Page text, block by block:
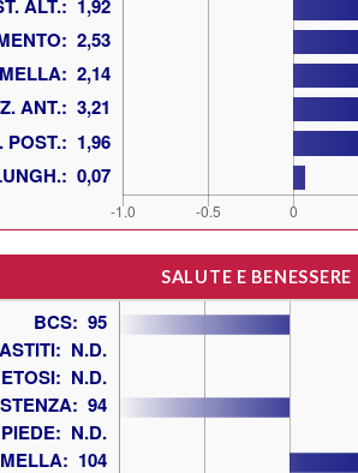
SALUTE E BENESSERE